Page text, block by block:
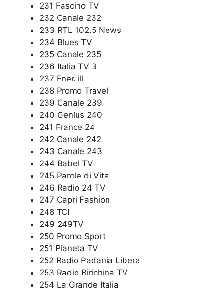
231 Fascino TV
232 Canale 232
233 RTL 102.5 News
234 Blues TV
235 Canale 235
236 Italia TV 3
237 EnerJill
238 Promo Travel
239 Canale 239
240 Genius 240
241 France 24
242 Canale 242
243 Canale 243
244 Babel TV
245 Parole di Vita
246 Radio 24 TV
247 Capri Fashion
248 TCI
249 249TV
250 Promo Sport
251 Pianeta TV
252 Radio Padania Libera
253 Radio Birichina TV
254 La Grande Italia